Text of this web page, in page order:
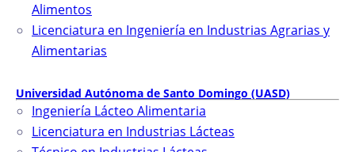
Alimentos
Licenciatura en Ingeniería en Industrias Agrarias y
Alimentarias
Universidad Autónoma de Santo Domingo (UASD)
Ingeniería Lácteo Alimentaria
Licenciatura en Industrias Lácteas